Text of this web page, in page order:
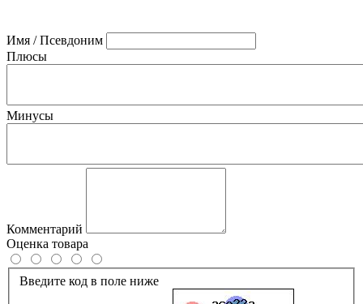
Имя / Псевдоним
Плюсы
Минусы
Комментарий
Оценка товара
Введите код в поле ниже